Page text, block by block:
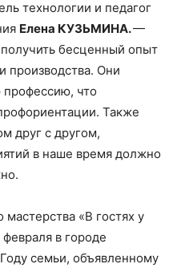
технологии и педагог
Елена КУЗЬМИНА.—
бесценный опыт
производства. Они
профессию, что
Также
друг с другом,
в наше время должно
«В гостях у
в городе
семьи, объявленному